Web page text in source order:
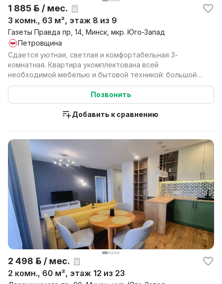
1 885 р. / мес.
3 комн., 63 м², этаж 8 из 9
Газеты Правда пр, 14, Минск, мкр. Юго-Запад
Петровщина
Сдается уютная, светлая и комфортабельная 3-
комнатная. Квартира укомплектована всей
необходимой мебелью и бытовой техникой: большой
угловой диван; шк...
Позвонить
Добавить к сравнению
2 498 р. / мес.
2 комн., 60 м², этаж 12 из 23